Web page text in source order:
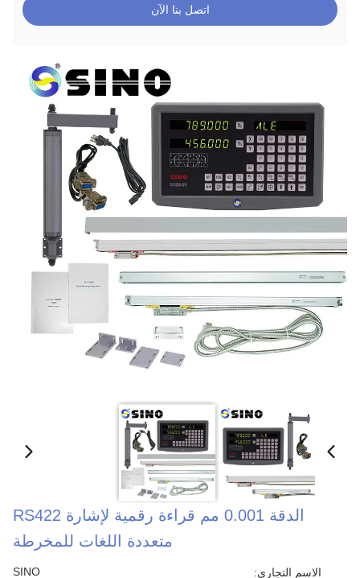
اتصل بنا الآن
الدقة 0.001 مم قراءة رقمية لإشارة RS422
متعددة اللغات للمخرطة
الاسم التجاري: SINO